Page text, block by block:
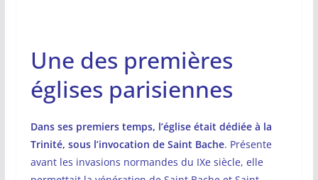
Une des premières
églises parisiennes
Dans ses premiers temps, l’église était dédiée à la
Trinité, sous l’invocation de Saint Bache. Présente
avant les invasions normandes du IXe siècle, elle